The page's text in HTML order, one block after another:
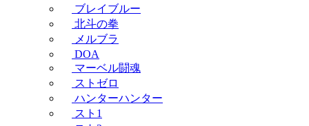
ブレイブルー
北斗の拳
メルブラ
DOA
マーベル闘魂
ストゼロ
ハンターハンター
スト1